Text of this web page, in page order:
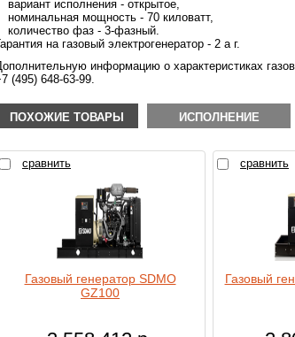
вариант исполнения - открытое,
номинальная мощность - 70 киловатт,
количество фаз - 3-фазный.
на газовый электрогенератор - 2 а г.
информацию о характеристиках
(495) 648-63-99.
ПОХОЖИЕ ТОВАРЫ ИСПОЛНЕНИЕ
сравнить
Газовый генератор SDMO
GZ100
сравнить
Газовый